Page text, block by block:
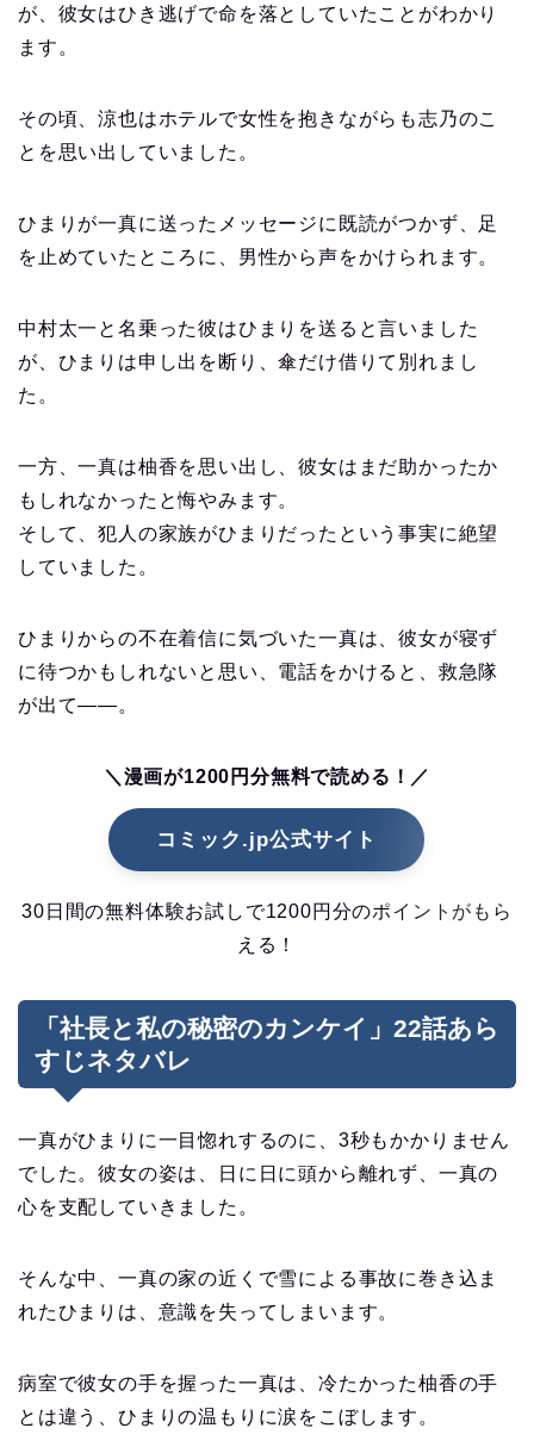
が、彼女はひき逃げで命を落としていたことがわかり
ます。
その頃、涼也はホテルで女性を抱きながらも志乃のこ
とを思い出していました。
ひまりが一真に送ったメッセージに既読がつかず、足
を止めていたところに、男性から声をかけられます。
中村太一と名乗った彼はひまりを送ると言いました
が、ひまりは申し出を断り、傘だけ借りて別れまし
た。
一方、一真は柚香を思い出し、彼女はまだ助かったか
もしれなかったと悔やみます。
そして、犯人の家族がひまりだったという事実に絶望
していました。
ひまりからの不在着信に気づいた一真は、彼女が寝ず
に待つかもしれないと思い、電話をかけると、救急隊
が出て――。
＼漫画が1200円分無料で読める！／
コミック.jp公式サイト
30日間の無料体験お試しで1200円分のポイントがもら
える！
「社長と私の秘密のカンケイ」22話あら
すじネタバレ
一真がひまりに一目惚れするのに、3秒もかかりません
でした。彼女の姿は、日に日に頭から離れず、一真の
心を支配していきました。
そんな中、一真の家の近くで雪による事故に巻き込ま
れたひまりは、意識を失ってしまいます。
病室で彼女の手を握った一真は、冷たかった柚香の手
とは違う、ひまりの温もりに涙をこぼします。